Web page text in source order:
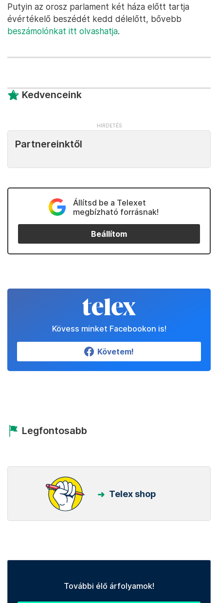
Putyin az orosz parlament két háza előtt tartja
évértékelő beszédét kedd délelőtt, bővebb
beszámolónkat itt olvashatja.
Kedvenceink
Partnereinktől
Állítsd be a Telexet
megbízható forrásnak!
Beállítom
Kövess minket Facebookon is!
Követem!
Legfontosabb
Telex shop
További élő árfolyamok!